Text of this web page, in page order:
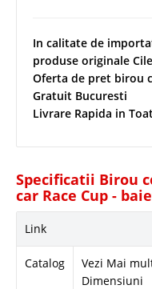
In calitate de
produse originale
Oferta de pret birou
Gratuit Bucuresti
Livrare Rapida in
Specificatii Birou
car Race Cup -
Link
Catalog
Vezi Mai
Dimensiuni